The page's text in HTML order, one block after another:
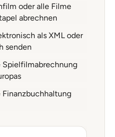
oder alle Filme
abrechnen
als XML oder
senden
Spielfilmabrechnung
Finanzbuchhaltung